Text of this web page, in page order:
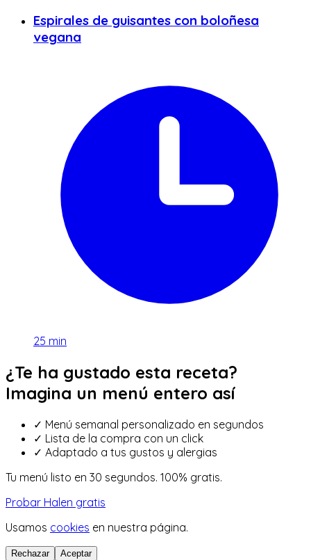
Espirales de guisantes con boloñesa
vegana
25 min
¿Te ha gustado esta receta?
Imagina un menú entero así
✓ Menú semanal personalizado en segundos
✓ Lista de la compra con un click
✓ Adaptado a tus gustos y alergias
Tu menú listo en 30 segundos. 100% gratis.
Probar Halen gratis
Usamos cookies en nuestra página.
Rechazar Aceptar